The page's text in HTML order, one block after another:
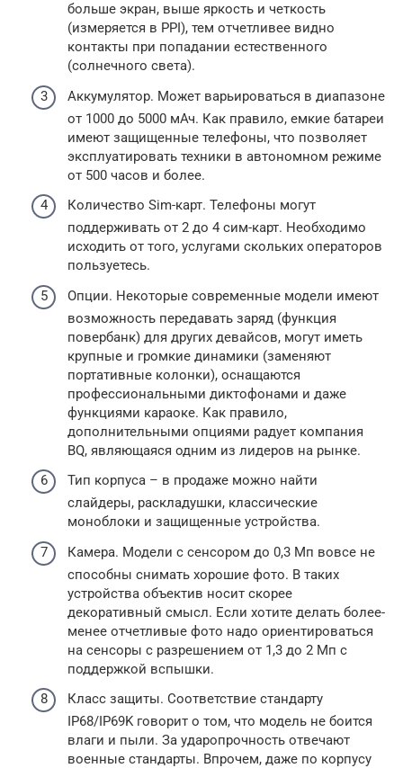
больше экран, выше яркость и четкость
(измеряется в PPI), тем отчетливее видно
контакты при попадании естественного
(солнечного света).
Аккумулятор. Может варьироваться в диапазоне
от 1000 до 5000 мАч. Как правило, емкие батареи
имеют защищенные телефоны, что позволяет
эксплуатировать техники в автономном режиме
от 500 часов и более.
Количество Sim-карт. Телефоны могут
поддерживать от 2 до 4 сим-карт. Необходимо
исходить от того, услугами скольких операторов
пользуетесь.
Опции. Некоторые современные модели имеют
возможность передавать заряд (функция
повербанк) для других девайсов, могут иметь
крупные и громкие динамики (заменяют
портативные колонки), оснащаются
профессиональными диктофонами и даже
функциями караоке. Как правило,
дополнительными опциями радует компания
BQ, являющаяся одним из лидеров на рынке.
Тип корпуса – в продаже можно найти
слайдеры, раскладушки, классические
моноблоки и защищенные устройства.
Камера. Модели с сенсором до 0,3 Мп вовсе не
способны снимать хорошие фото. В таких
устройства объектив носит скорее
декоративный смысл. Если хотите делать более-
менее отчетливые фото надо ориентироваться
на сенсоры с разрешением от 1,3 до 2 Мп с
поддержкой вспышки.
Класс защиты. Соответствие стандарту
IP68/IP69K говорит о том, что модель не боится
влаги и пыли. За ударопрочность отвечают
военные стандарты. Впрочем, даже по корпусу